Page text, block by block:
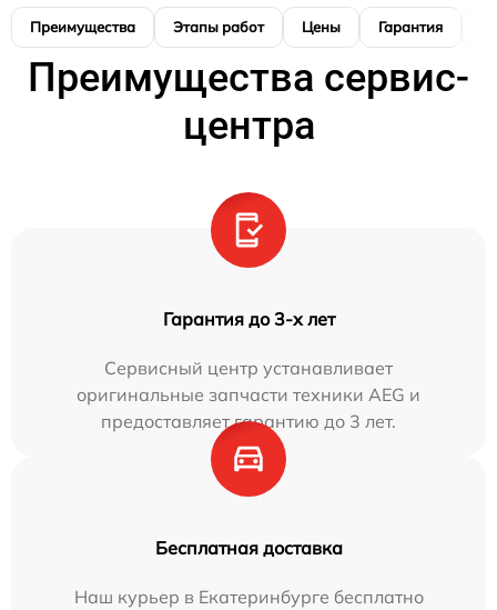
Преимущества Этапы работ Цены Гарантия
Преимущества сервис-
центра
Гарантия до 3-х лет
Сервисный центр устанавливает
оригинальные запчасти техники AEG и
предоставляет гарантию до 3 лет.
Бесплатная доставка
Наш курьер в Екатеринбурге бесплатно